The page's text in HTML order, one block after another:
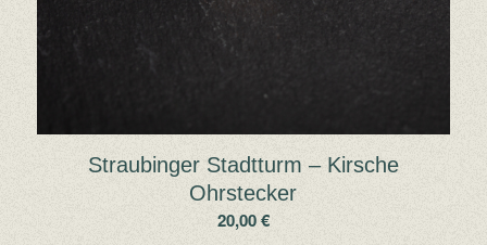
Straubinger Stadtturm – Kirsche
Ohrstecker
20,00€